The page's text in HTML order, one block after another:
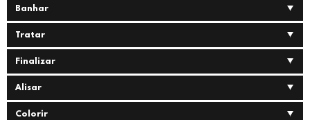
Banhar
Tratar
Finalizar
Alisar
Colorir